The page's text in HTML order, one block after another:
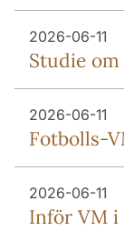
2026-06-11
Studie
2026-06-11
Fotbolls-
2026-06-11
Inför VM